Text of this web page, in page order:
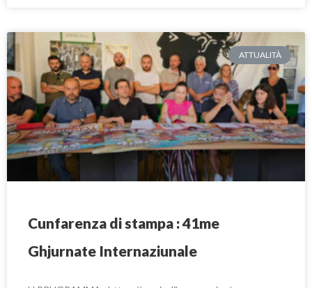
ATTUALITÀ
Cunfarenza di stampa : 41me
Ghjurnate Internaziunale